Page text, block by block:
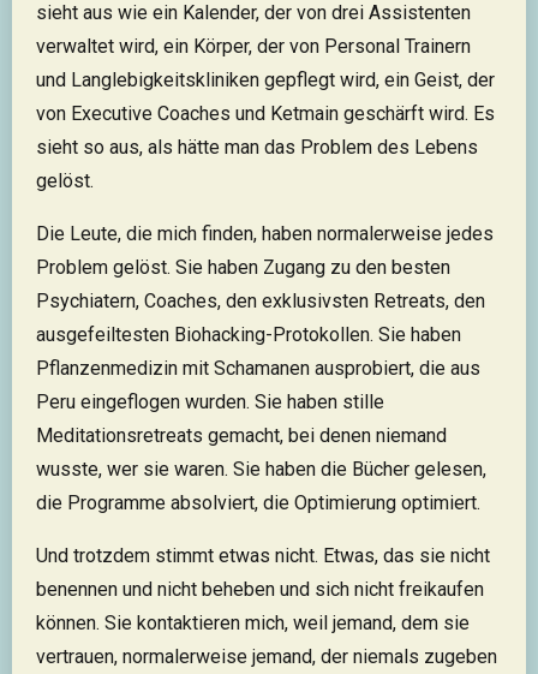
sieht aus wie ein Kalender, der von drei Assistenten
verwaltet wird, ein Körper, der von Personal Trainern
und Langlebigkeitskliniken gepflegt wird, ein Geist, der
von Executive Coaches und Ketmain geschärft wird. Es
sieht so aus, als hätte man das Problem des Lebens
gelöst.
Die Leute, die mich finden, haben normalerweise jedes
Problem gelöst. Sie haben Zugang zu den besten
Psychiatern, Coaches, den exklusivsten Retreats, den
ausgefeiltesten Biohacking-Protokollen. Sie haben
Pflanzenmedizin mit Schamanen ausprobiert, die aus
Peru eingeflogen wurden. Sie haben stille
Meditationsretreats gemacht, bei denen niemand
wusste, wer sie waren. Sie haben die Bücher gelesen,
die Programme absolviert, die Optimierung optimiert.
Und trotzdem stimmt etwas nicht. Etwas, das sie nicht
benennen und nicht beheben und sich nicht freikaufen
können. Sie kontaktieren mich, weil jemand, dem sie
vertrauen, normalerweise jemand, der niemals zugeben